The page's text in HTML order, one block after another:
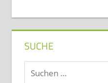
SUCHE
Suchen